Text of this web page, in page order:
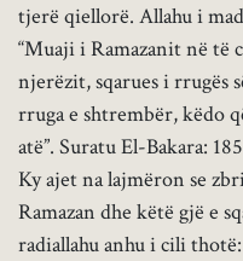
tjerë qiellorë. Allahu i
“Muaji i Ramazanit në
njerëzit, sqarues i rrugës
rruga e shtrembër, këdo
atë”. Suratu El-Bakara:
Ky ajet na lajmëron se
Ramazan dhe këtë gjë e
radiallahu anhu i cili thotë: